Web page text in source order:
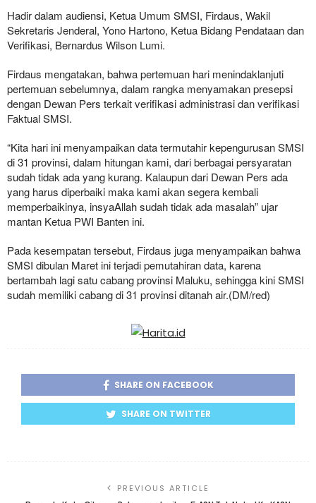
Hadir dalam audiensi, Ketua Umum SMSI, Firdaus, Wakil
Sekretaris Jenderal, Yono Hartono, Ketua Bidang Pendataan dan
Verifikasi, Bernardus Wilson Lumi.
Firdaus mengatakan, bahwa pertemuan hari menindaklanjuti
pertemuan sebelumnya, dalam rangka menyamakan presepsi
dengan Dewan Pers terkait verifikasi administrasi dan verifikasi
Faktual SMSI.
“Kita hari ini menyampaikan data termutahir kepengurusan SMSI
di 31 provinsi, dalam hitungan kami, dari berbagai persyaratan
sudah tidak ada yang kurang. Kalaupun dari Dewan Pers ada
yang harus diperbaiki maka kami akan segera kembali
memperbaikinya, insyaAllah sudah tidak ada masalah” ujar
mantan Ketua PWI Banten ini.
Pada kesempatan tersebut, Firdaus juga menyampaikan bahwa
SMSI dibulan Maret ini terjadi pemutahiran data, karena
bertambah lagi satu cabang provinsi Maluku, sehingga kini SMSI
sudah memiliki cabang di 31 provinsi ditanah air.(DM/red)
SHARE ON FACEBOOK
SHARE ON TWITTER
PREVIOUS ARTICLE